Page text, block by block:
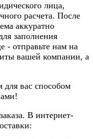
лица,
расчета. После
аккуратно
заполнения
- отправьте нам на
вашей компании, а
вас способом
В интернет-